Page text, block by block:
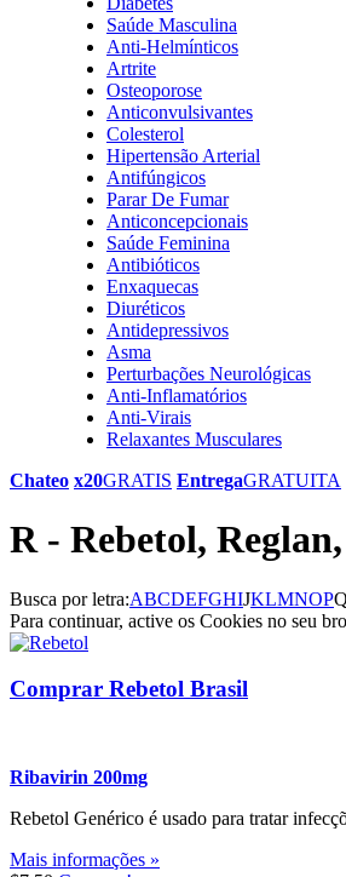
Saúde Masculina
Anti-Helmínticos
Artrite
Osteoporose
Anticonvulsivantes
Colesterol
Hipertensão Arterial
Antifúngicos
Parar De Fumar
Anticoncepcionais
Saúde Feminina
Antibióticos
Enxaquecas
Diuréticos
Antidepressivos
Asma
Perturbações Neurológicas
Anti-Inflamatórios
Anti-Virais
Relaxantes Musculares
Chateo x20GRATIS EntregaGRATUITA
R - Rebetol,
Busca por letra:ABCDEFGHIJKLMNOPQ
Para continuar, active os Cookies no seu
Comprar Rebetol Brasil
Ribavirin 200mg
Rebetol Genérico é usado para tratar
Mais informações »